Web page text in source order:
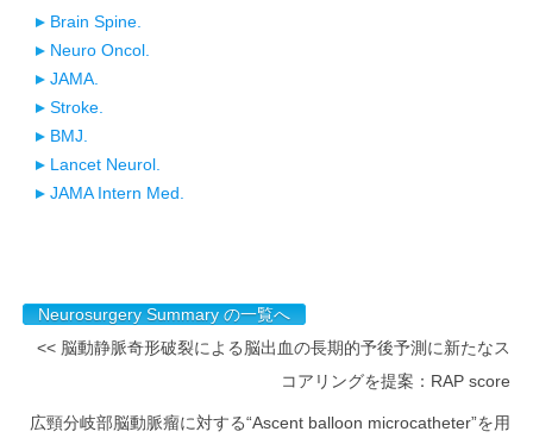
Brain Spine.
Neuro Oncol.
JAMA.
Stroke.
BMJ.
Lancet Neurol.
JAMA Intern Med.
Neurosurgery Summary の一覧へ
<< 脳動静脈奇形破裂による脳出血の長期的予後予測に新たなス
コアリングを提案：RAP score
広頸分岐部脳動脈瘤に対する“Ascent balloon microcatheter”を用